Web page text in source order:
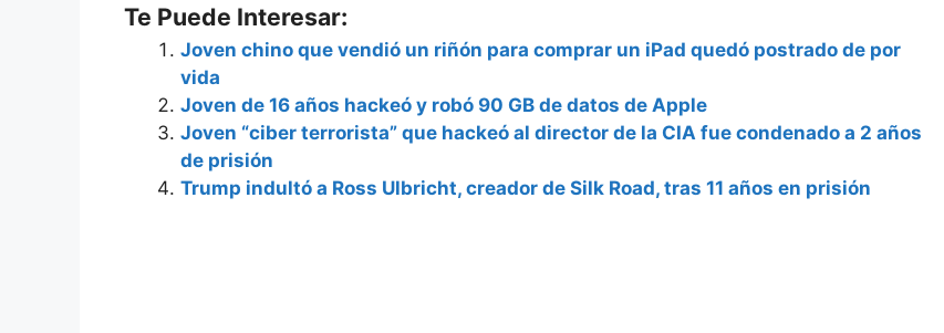
Te Puede Interesar:
Joven chino que vendió un riñón para comprar un iPad quedó postrado de por
vida
Joven de 16 años hackeó y robó 90 GB de datos de Apple
Joven “ciber terrorista” que hackeó al director de la CIA fue condenado a 2 años
de prisión
Trump indultó a Ross Ulbricht, creador de Silk Road, tras 11 años en prisión